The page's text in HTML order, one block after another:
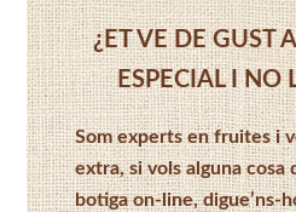
¿ET VE DE GUST
ESPECIAL I NO
Som experts en fruites i
extra, si vols alguna cosa
botiga on-line, digue’ns-